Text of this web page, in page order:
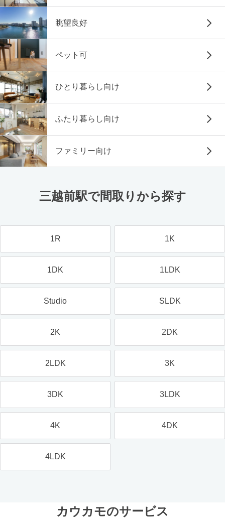
眺望良好
ペット可
ひとり暮らし向け
ふたり暮らし向け
ファミリー向け
三越前駅で間取りから探す
1R 1K
1DK 1LDK
Studio SLDK
2K 2DK
2LDK 3K
3DK 3LDK
4K 4DK
4LDK
カウカモのサービス